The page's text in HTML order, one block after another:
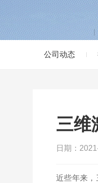
公司动态
三维
日期：
近些年来